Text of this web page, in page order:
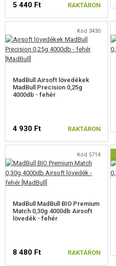
5 440 Ft RAKTÁRON
Kód 3430
MadBull Airsoft lövedékek
MadBull Precision 0,25g
4000db - fehér
4 930 Ft RAKTÁRON
Kód 5714
MadBull MadBull BIO Premium
Match 0,30g 4000db Airsoft
lövedék - fehér
8 480 Ft RAKTÁRON